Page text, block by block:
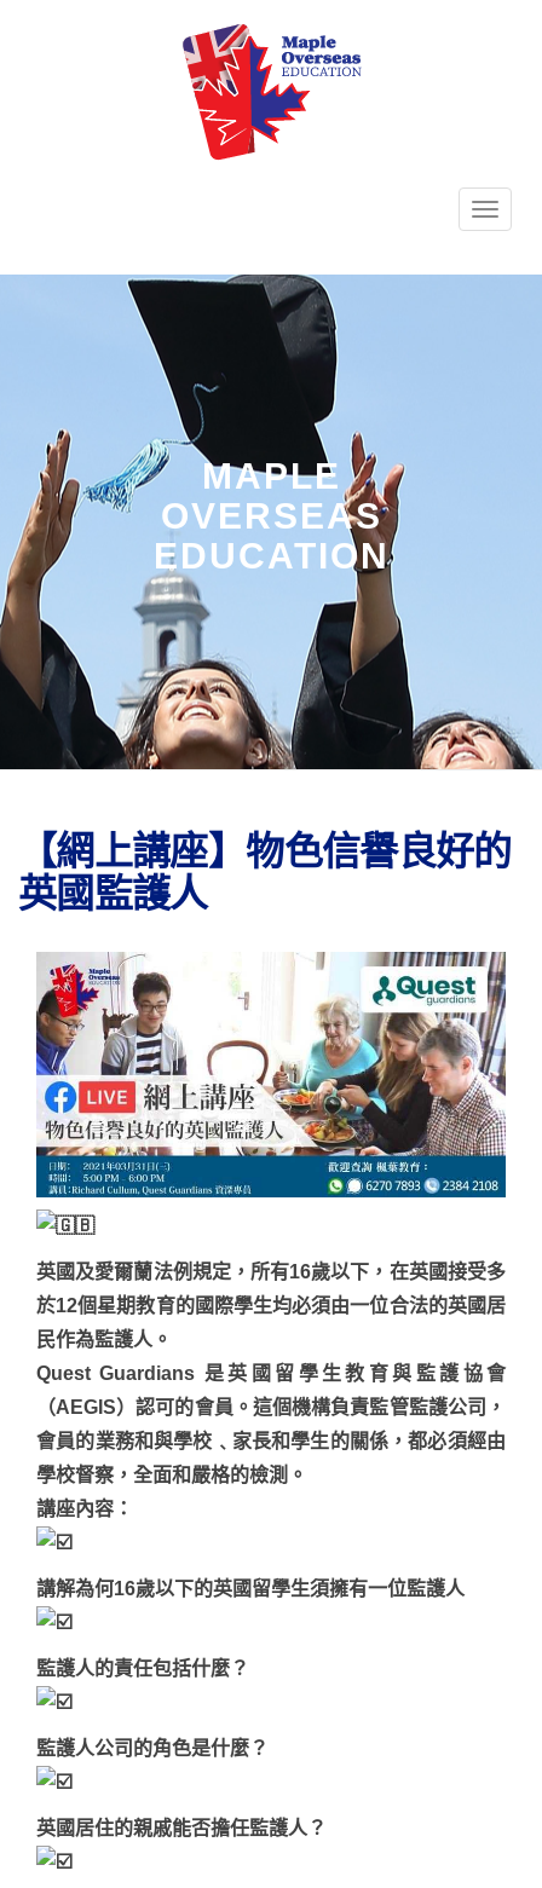
MAPLE
OVERSEAS
EDUCATION
【網上講座】物色信譽良好的
英國監護人
英國及愛爾蘭法例規定，所有16歲以下，在英國接受多
於12個星期教育的國際學生均必須由一位合法的英國居
民作為監護人。
Quest Guardians 是英國留學生教育與監護協會
（AEGIS）認可的會員。這個機構負責監管監護公司，
會員的業務和與學校﹑家長和學生的關係，都必須經由
學校督察，全面和嚴格的檢測。
講座內容：
講解為何16歲以下的英國留學生須擁有一位監護人
監護人的責任包括什麼？
監護人公司的角色是什麼？
英國居住的親戚能否擔任監護人？